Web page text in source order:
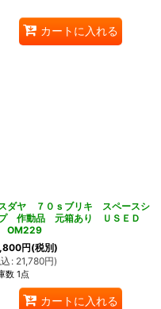
カートに入れる
ダヤ ７０ｓブリキ スペースシ
作動品 元箱あり ＵＳＥＤ
OM229
円(税別)
: 21,780円)
数 1点
カートに入れる